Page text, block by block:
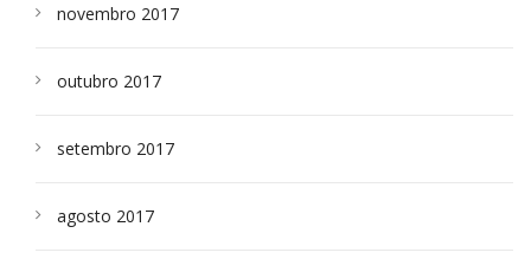
novembro 2017
outubro 2017
setembro 2017
agosto 2017